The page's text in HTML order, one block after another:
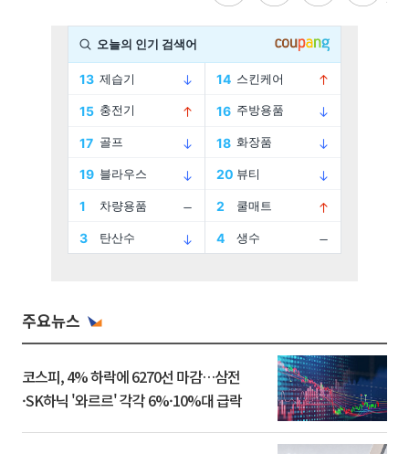
주요뉴스
코스피, 4% 하락에 6270선 마감…삼전
·SK하닉 '와르르' 각각 6%·10%대 급락